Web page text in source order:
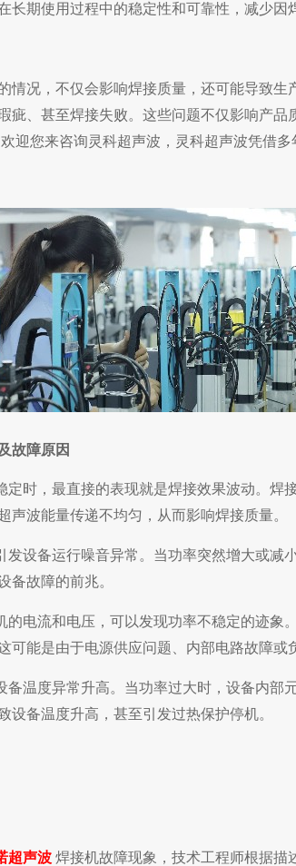
长期使用过程中的稳定性和可靠性，减少因
情况，不仅会影响焊接质量，还可能导致生
疵、甚至焊接失败。这些问题不仅影响产
迎您来咨询灵科超声波， 灵科超声波凭借多
故障原因
定时，最直接的表现就是焊接效果波动。焊
波能量传递不均匀，从而影响焊接质量。
发设备运行噪音异常。当功率突然增大或减
备故障的前兆。
电流和电压，可以发现功率不稳定的迹象
能是由于电源供应问题、内部电路故障或
温度异常升高。当功率过大时，设备内部
备温度升高，甚至引发过热保护停机。
超声波 焊接机故障现象，技术工程师根据描